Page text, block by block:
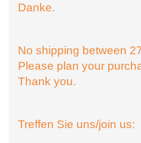
Danke.
No shipping between
Please plan your
Thank you.
Treffen Sie uns/join us: